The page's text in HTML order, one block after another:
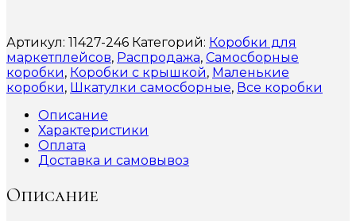
Артикул: 11427-246 Категорий: Коробки для
маркетплейсов, Распродажа, Самосборные
коробки, Коробки с крышкой, Маленькие
коробки, Шкатулки самосборные, Все коробки
Описание
Характеристики
Оплата
Доставка и самовывоз
Описание